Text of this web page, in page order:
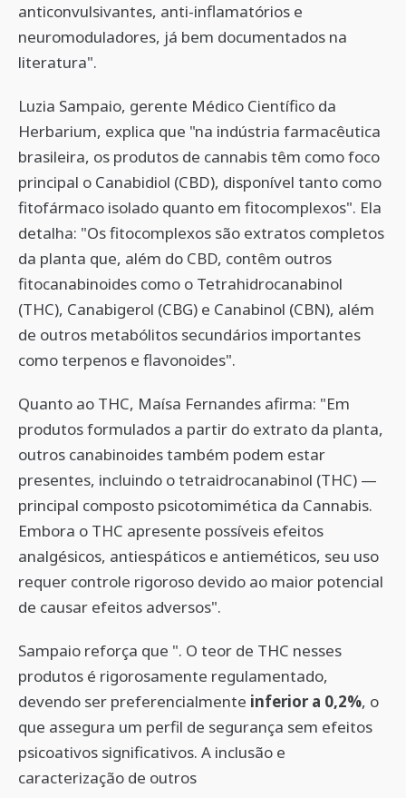
anticonvulsivantes, anti-inflamatórios e
neuromoduladores, já bem documentados na
literatura".
Luzia Sampaio, gerente Médico Científico da
Herbarium, explica que "na indústria farmacêutica
brasileira, os produtos de cannabis têm como foco
principal o Canabidiol (CBD), disponível tanto como
fitofármaco isolado quanto em fitocomplexos". Ela
detalha: "Os fitocomplexos são extratos completos
da planta que, além do CBD, contêm outros
fitocanabinoides como o Tetrahidrocanabinol
(THC), Canabigerol (CBG) e Canabinol (CBN), além
de outros metabólitos secundários importantes
como terpenos e flavonoides".
Quanto ao THC, Maísa Fernandes afirma: "Em
produtos formulados a partir do extrato da planta,
outros canabinoides também podem estar
presentes, incluindo o tetraidrocanabinol (THC) —
principal composto psicotomimética da Cannabis.
Embora o THC apresente possíveis efeitos
analgésicos, antiespáticos e antieméticos, seu uso
requer controle rigoroso devido ao maior potencial
de causar efeitos adversos".
Sampaio reforça que ". O teor de THC nesses
produtos é rigorosamente regulamentado,
devendo ser preferencialmente inferior a 0,2%, o
que assegura um perfil de segurança sem efeitos
psicoativos significativos. A inclusão e
caracterização de outros